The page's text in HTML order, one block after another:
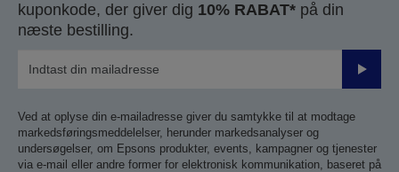
kuponkode, der giver dig 10% RABAT* på din
næste bestilling.
Send
Ved at oplyse din e-mailadresse giver du samtykke til at modtage
markedsføringsmeddelelser, herunder markedsanalyser og
undersøgelser, om Epsons produkter, events, kampagner og tjenester
via e-mail eller andre former for elektronisk kommunikation, baseret på